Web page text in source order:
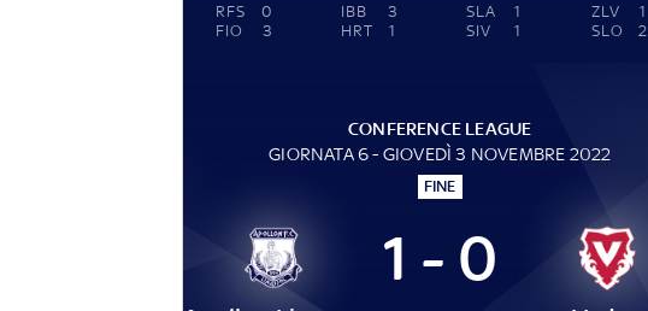
RFS
0
FIO
3
IBB
3
HRT
1
SLA
1
SIV
1
ZLV
1
SLO
2
CONFERENCE LEAGUE
GIORNATA 6 - GIOVEDÌ 3 NOVEMBRE 2022
FINE
1 - 0